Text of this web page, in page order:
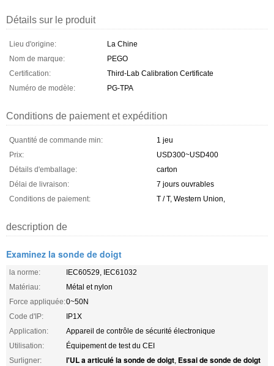
Détails sur le produit
Lieu d'origine:
La Chine
Nom de marque:
PEGO
Certification:
Third-Lab Calibration Certificate
Numéro de modèle:
PG-TPA
Conditions de paiement et expédition
Quantité de commande min:
1 jeu
Prix:
USD300~USD400
Détails d'emballage:
carton
Délai de livraison:
7 jours ouvrables
Conditions de paiement:
T / T, Western Union,
description de
Examinez la sonde de doigt
la norme:
IEC60529, IEC61032
Matériau:
Métal et nylon
Force appliquée:0~50N
Code d'IP:
IP1X
Application:
Appareil de contrôle de sécurité électronique
Utilisation:
Équipement de test du CEI
Surligner:
l'UL a articulé la sonde de doigt, Essai de sonde de doigt